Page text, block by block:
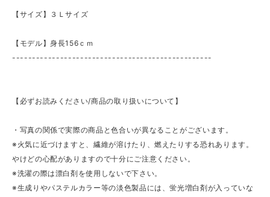
【サイズ】３Ｌサイズ
【モデル】身長156ｃｍ
--------------------------------------------------
【必ずお読みください/商品の取り扱いについて】
・写真の関係で実際の商品と色合いが異なることがございます。
※火気に近づけますと、繊維が溶けたり、燃えたりする恐れあります。
やけどの心配がありますので十分にご注意ください。
※洗濯の際は漂白剤を使用しないで下さい。
※生成りやパステルカラー等の淡色製品には、蛍光増白剤が入っていな